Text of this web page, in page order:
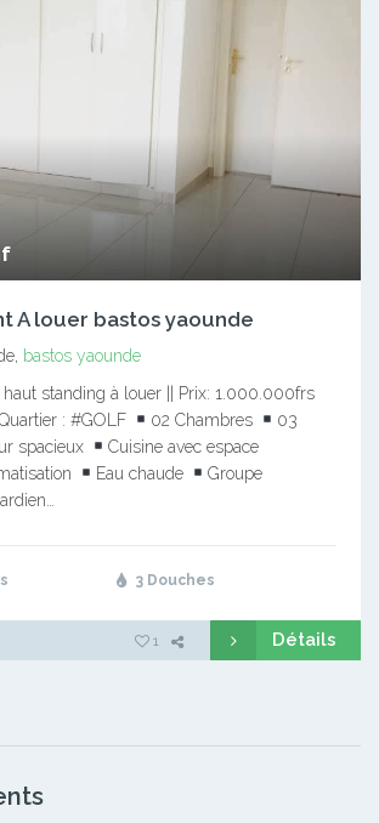
A louer bastos yaounde
bastos yaounde
standing à louer || Prix: 1.000.000frs
: #GOLF
02 Chambres
03
spacieux
Cuisine avec espace
Eau chaude
Groupe
3 Douches
1 Détails